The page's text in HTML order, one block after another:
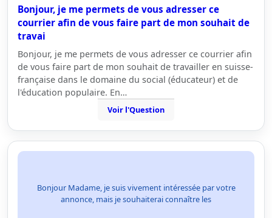
Bonjour, je me permets de vous adresser ce
courrier afin de vous faire part de mon souhait de
travai
Bonjour, je me permets de vous adresser ce courrier afin
de vous faire part de mon souhait de travailler en suisse-
française dans le domaine du social (éducateur) et de
l'éducation populaire. En…
Voir l'Question
Bonjour Madame, je suis vivement intéressée par votre
annonce, mais je souhaiterai connaître les